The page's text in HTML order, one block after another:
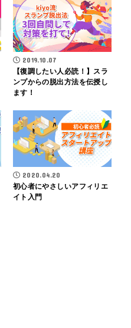
2019.10.07
【復調したい人必読！】スラ
ンプからの脱出方法を伝授し
ます！
2020.04.20
初心者にやさしいアフィリエ
イト入門